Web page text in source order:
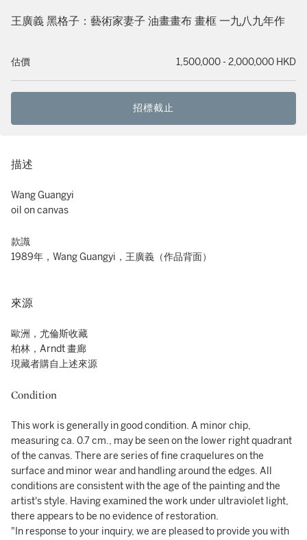
王廣義 黑格子：藝術家妻子 油畫畫布 畫框 一九八九年作
估價 1,500,000 - 2,000,000 HKD
招標截止
描述
Wang Guangyi
oil on canvas
款識
1989年，Wang Guangyi，王廣義（作品背面）
來源
歐洲，尤倫斯收藏
柏林，Arndt 畫廊
現藏者購自上述來源
Condition
This work is generally in good condition. A minor chip,
measuring ca. 0.7 cm., may be seen on the lower right quadrant
of the canvas. There are series of fine craquelures on the
surface and minor wear and handling around the edges. All
conditions are consistent with the age of the painting and the
artist's style. Having examined the work under ultraviolet light,
there appears to be no evidence of restoration.
"In response to your inquiry, we are pleased to provide you with